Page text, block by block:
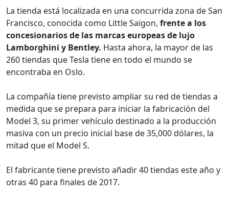
La tienda está localizada en una concurrida zona de San
Francisco, conocida como Little Saigon, frente a los
concesionarios de las marcas europeas de lujo
Lamborghini y Bentley. Hasta ahora, la mayor de las
260 tiendas que Tesla tiene en todo el mundo se
encontraba en Oslo.
La compañía tiene previsto ampliar su red de tiendas a
medida que se prepara para iniciar la fabricación del
Model 3, su primer vehículo destinado a la producción
masiva con un precio inicial base de 35,000 dólares, la
mitad que el Model S.
El fabricante tiene previsto añadir 40 tiendas este año y
otras 40 para finales de 2017.